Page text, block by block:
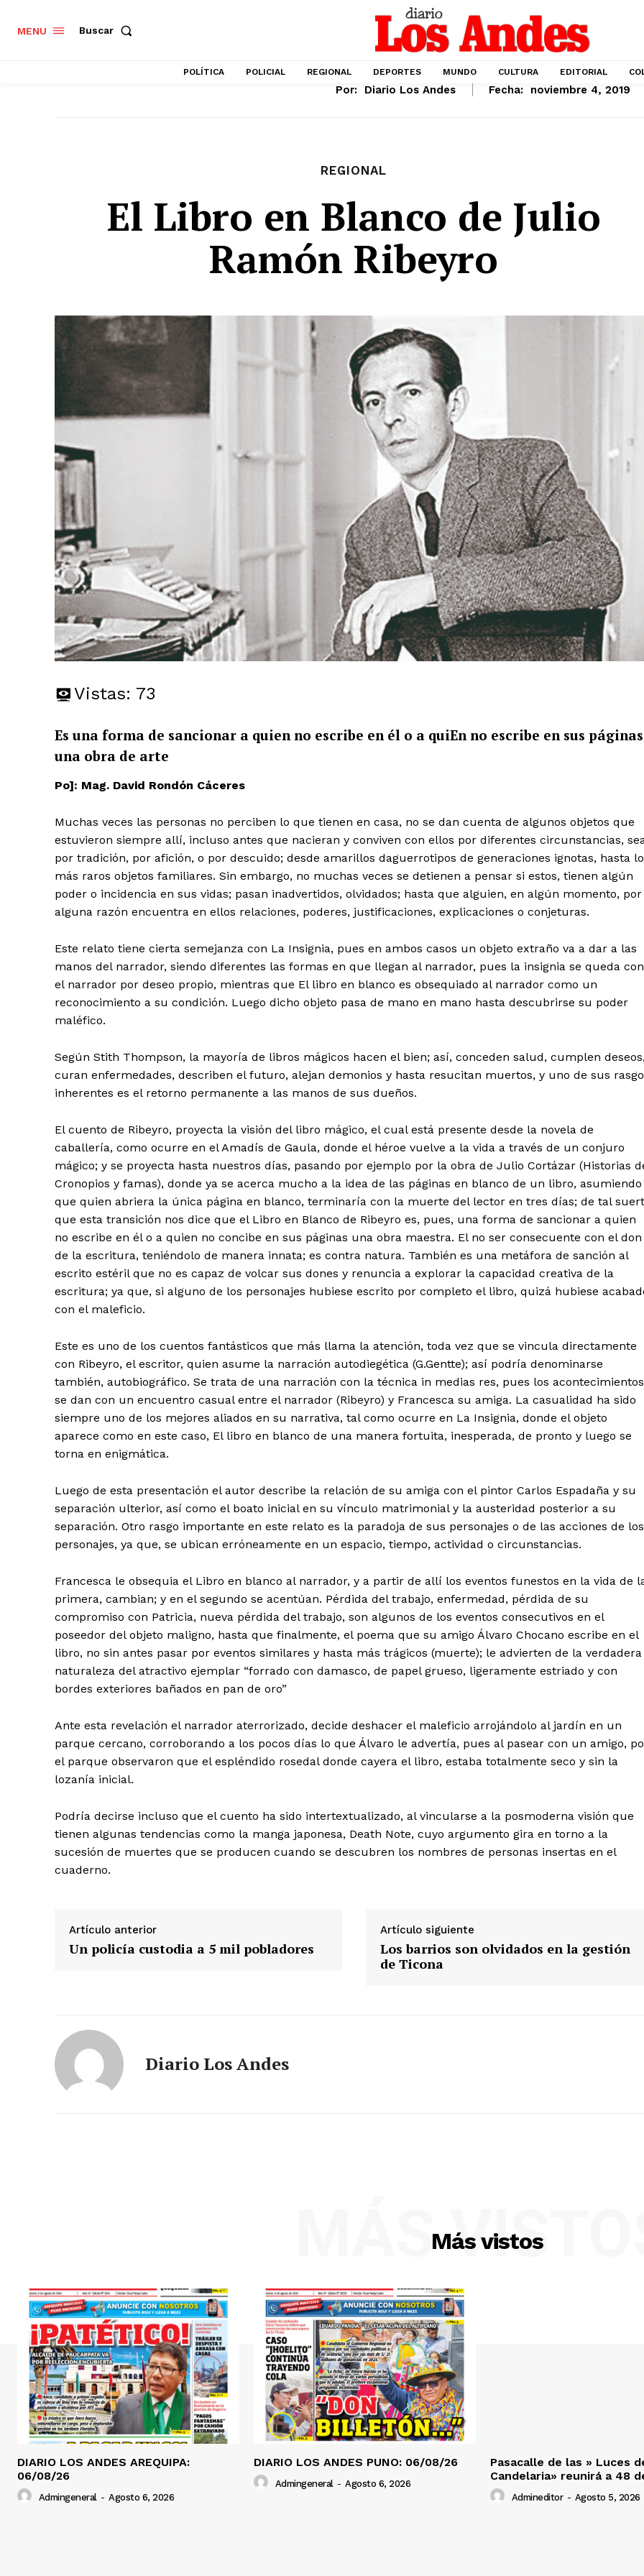
SUSCRIBETE
Diario los Andes
Contacto
Prensa
MENU Buscar
POLÍTICA POLICIAL REGIONAL DEPORTES MUNDO CULTURA EDITORIAL
Por: Diario Los Andes Fecha: noviembre 4, 2019
REGIONAL
El Libro en Blanco de Julio
Ramón Ribeyro
Vistas: 73
Es una forma de sancionar a quien no escribe en él o a quiEn no escribe en sus páginas
una obra de arte
Po]: Mag. David Rondón Cáceres
Muchas veces las personas no perciben lo que tienen en casa, no se dan cuenta de algunos objetos que
estuvieron siempre allí, incluso antes que nacieran y conviven con ellos por diferentes circunstancias,
por tradición, por afición, o por descuido; desde amarillos daguerrotipos de generaciones ignotas, hasta
más raros objetos familiares. Sin embargo, no muchas veces se detienen a pensar si estos, tienen algún
poder o incidencia en sus vidas; pasan inadvertidos, olvidados; hasta que alguien, en algún momento, por
alguna razón encuentra en ellos relaciones, poderes, justificaciones, explicaciones o conjeturas.
Este relato tiene cierta semejanza con La Insignia, pues en ambos casos un objeto extraño va a dar a las
manos del narrador, siendo diferentes las formas en que llegan al narrador, pues la insignia se queda con
el narrador por deseo propio, mientras que El libro en blanco es obsequiado al narrador como un
reconocimiento a su condición. Luego dicho objeto pasa de mano en mano hasta descubrirse su poder
maléfico.
Según Stith Thompson, la mayoría de libros mágicos hacen el bien; así, conceden salud, cumplen
curan enfermedades, describen el futuro, alejan demonios y hasta resucitan muertos, y uno de sus
inherentes es el retorno permanente a las manos de sus dueños.
El cuento de Ribeyro, proyecta la visión del libro mágico, el cual está presente desde la novela de
caballería, como ocurre en el Amadís de Gaula, donde el héroe vuelve a la vida a través de un conjuro
mágico; y se proyecta hasta nuestros días, pasando por ejemplo por la obra de Julio Cortázar (Historias
Cronopios y famas), donde ya se acerca mucho a la idea de las páginas en blanco de un libro, asumiendo
que quien abriera la única página en blanco, terminaría con la muerte del lector en tres días; de tal
que esta transición nos dice que el Libro en Blanco de Ribeyro es, pues, una forma de sancionar a quien
no escribe en él o a quien no concibe en sus páginas una obra maestra. El no ser consecuente con el don
de la escritura, teniéndolo de manera innata; es contra natura. También es una metáfora de sanción al
escrito estéril que no es capaz de volcar sus dones y renuncia a explorar la capacidad creativa de la
escritura; ya que, si alguno de los personajes hubiese escrito por completo el libro, quizá hubiese
con el maleficio.
Este es uno de los cuentos fantásticos que más llama la atención, toda vez que se vincula directamente
con Ribeyro, el escritor, quien asume la narración autodiegética (G.Gentte); así podría denominarse
también, autobiográfico. Se trata de una narración con la técnica in medias res, pues los acontecimientos
se dan con un encuentro casual entre el narrador (Ribeyro) y Francesca su amiga. La casualidad ha sido
siempre uno de los mejores aliados en su narrativa, tal como ocurre en La Insignia, donde el objeto
aparece como en este caso, El libro en blanco de una manera fortuita, inesperada, de pronto y luego se
torna en enigmática.
Luego de esta presentación el autor describe la relación de su amiga con el pintor Carlos Espadaña y su
separación ulterior, así como el boato inicial en su vínculo matrimonial y la austeridad posterior a su
separación. Otro rasgo importante en este relato es la paradoja de sus personajes o de las acciones de los
personajes, ya que, se ubican erróneamente en un espacio, tiempo, actividad o circunstancias.
Francesca le obsequia el Libro en blanco al narrador, y a partir de allí los eventos funestos en la vida de
primera, cambian; y en el segundo se acentúan. Pérdida del trabajo, enfermedad, pérdida de su
compromiso con Patricia, nueva pérdida del trabajo, son algunos de los eventos consecutivos en el
poseedor del objeto maligno, hasta que finalmente, el poema que su amigo Álvaro Chocano escribe en el
libro, no sin antes pasar por eventos similares y hasta más trágicos (muerte); le advierten de la verdadera
naturaleza del atractivo ejemplar “forrado con damasco, de papel grueso, ligeramente estriado y con
bordes exteriores bañados en pan de oro”
Ante esta revelación el narrador aterrorizado, decide deshacer el maleficio arrojándolo al jardín en un
parque cercano, corroborando a los pocos días lo que Álvaro le advertía, pues al pasear con un amigo,
el parque observaron que el espléndido rosedal donde cayera el libro, estaba totalmente seco y sin la
lozanía inicial.
Podría decirse incluso que el cuento ha sido intertextualizado, al vincularse a la posmoderna visión que
tienen algunas tendencias como la manga japonesa, Death Note, cuyo argumento gira en torno a la
sucesión de muertes que se producen cuando se descubren los nombres de personas insertas en el
cuaderno.
Artículo anterior
Un policía custodia a 5 mil pobladores
Artículo siguiente
Los barrios son olvidados en la gestión
de Ticona
Diario Los Andes
Más vistos
MÁS
DIARIO LOS ANDES AREQUIPA:
06/08/26
Admingeneral - Agosto 6, 2026
DIARIO LOS ANDES PUNO: 06/08/26
Admingeneral - Agosto 6, 2026
Pasacalle de las » Luces
Candelaria» reunirá a 48
Admineditor - Agosto 5, 2026